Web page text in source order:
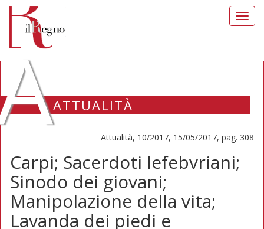
ATTUALITÀ
Attualità, 10/2017, 15/05/2017, pag. 308
Carpi; Sacerdoti lefebvriani;
Sinodo dei giovani;
Manipolazione della vita;
Lavanda dei piedi e